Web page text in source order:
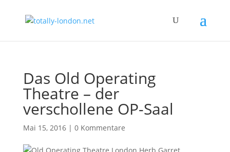
Das Old Operating
Theatre – der
verschollene OP-Saal
Mai 15, 2016| 0 Kommentare